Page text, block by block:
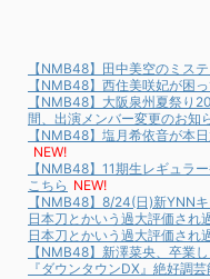
【NMB48】田中美空のミス
【NMB48】西住美咲妃が困
【NMB48】大阪泉州夏祭り
間、出演メンバー変更のお知
【NMB48】塩月希依音が本
NEW!
【NMB48】11期生レギュラ
こちら NEW!
【NMB48】8/24(日)新YNN
日本刀とかいう過大評価され
日本刀とかいう過大評価され
【NMB48】新澤菜央、卒業
『ダウンタウンDX』絶好調